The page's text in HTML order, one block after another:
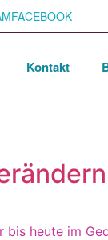
FACEBOOK
Kontakt
bis heute im